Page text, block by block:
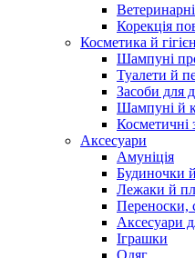
Корекція
Косметика й
Шампуні
Туалети й
Засоби для
Шампуні й
Косметичні
Аксесуари
Амуніція
Будиночки
Лежаки й
Переноски,
Аксесуари
Іграшки
Одяг